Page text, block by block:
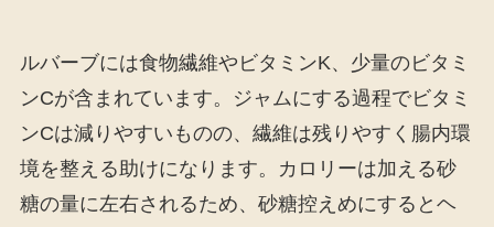
ルバーブには食物繊維やビタミンK、少量のビタミ
ンCが含まれています。ジャムにする過程でビタミ
ンCは減りやすいものの、繊維は残りやすく腸内環
境を整える助けになります。カロリーは加える砂
糖の量に左右されるため、砂糖控えめにするとヘ